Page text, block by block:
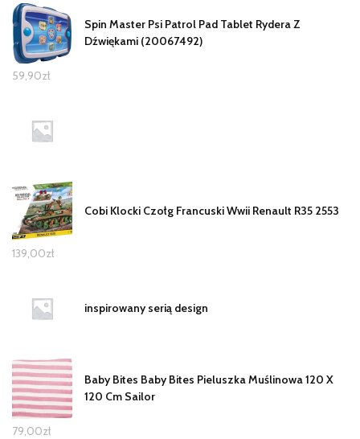
Spin Master Psi Patrol Pad Tablet Rydera Z
Dźwiękami (20067492)
59,90zł
Cobi Klocki Czołg Francuski Wwii Renault R35 2553
139,00zł
inspirowany serią design
Baby Bites Baby Bites Pieluszka Muślinowa 120 X
120 Cm Sailor
79,00zł